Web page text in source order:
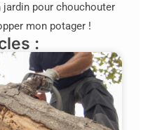
pour chouchouter
mon potager !
: